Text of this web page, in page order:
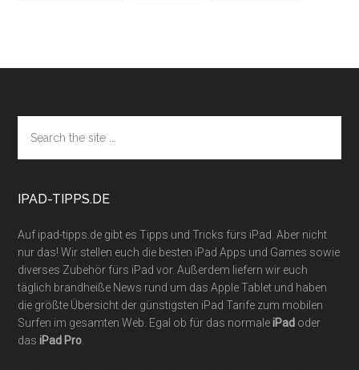
Footer
the
site
IPAD-TIPPS.DE
Auf ipad-tipps.de gibt es Tipps und Tricks fürs iPad. Aber nicht
nur das! Wir stellen euch die besten iPad Apps und Games sowie
diverses Zubehör fürs iPad vor. Außerdem liefern wir euch
täglich brandheiße News rund um das Apple Tablet und haben
die größte Übersicht der günstigsten iPad Tarife zum mobilen
Surfen im gesamten Web. Egal ob für das normaleiPad oder
dasiPad Pro